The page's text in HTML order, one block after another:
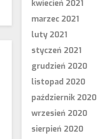
kwiecień 2021
marzec 2021
luty 2021
styczeń 2021
grudzień 2020
listopad 2020
październik 2020
wrzesień 2020
sierpień 2020